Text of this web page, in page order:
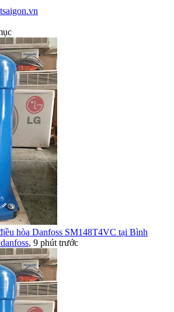
hòa Danfoss SM148T4VC tại Bình
, 9 phút trước